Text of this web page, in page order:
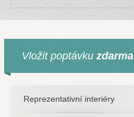
Vložit poptávku zdarma
Reprezentativní interiéry